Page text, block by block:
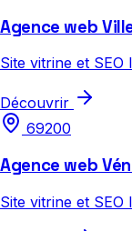
Agence web
Site vitrine et SEO
Découvrir
69200
Agence web
Site vitrine et SEO